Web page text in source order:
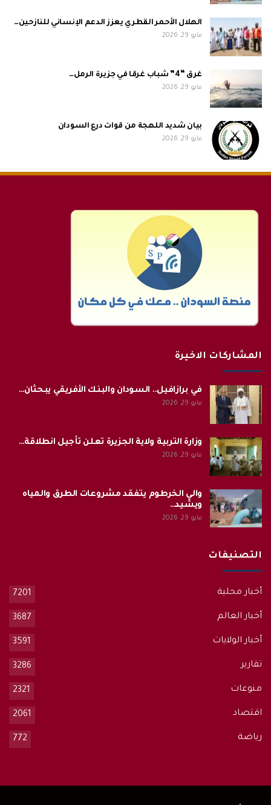
الهلال الأحمر القطري يعزز الدعم الإنساني للنازحين…
مايو 29, 2026
غرق “4” شباب غرقا في جزيرة الرمل…
مايو 29, 2026
بيان شديد اللهجة من قوات درع السودان
مايو 29, 2026
المشاركات الاخيرة
في برازافيل.. السودان والبنك الأفريقي يبحثان…
مايو 29, 2026
وزارة التربية ولاية الجزيرة تعلن تأجيل انطلاقة…
مايو 29, 2026
والي الخرطوم يتفقد مشروعات الطرق والمياه
ويشيد…
مايو 29, 2026
التصنيفات
أخبار محلية 7201
أخبار العالم 3687
أخبار الولايات 3591
تقارير 3286
منوعات 2321
اقتصاد 2061
رياضة 772